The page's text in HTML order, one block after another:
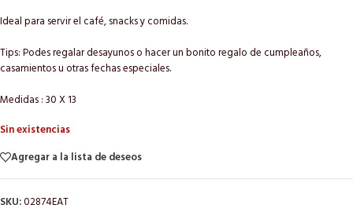
Ideal para servir el café, snacks y comidas.
Tips: Podes regalar desayunos o hacer un bonito regalo de cumpleaños,
casamientos u otras fechas especiales.
Medidas : 30 X 13
Sin existencias
Agregar a la lista de deseos